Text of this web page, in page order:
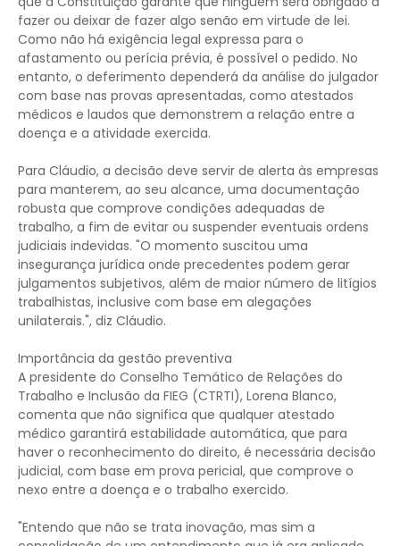
fazer ou deixar de fazer algo senão em virtude de lei.
Como não há exigência legal expressa para o
afastamento ou perícia prévia, é possível o pedido. No
entanto, o deferimento dependerá da análise do julgador
com base nas provas apresentadas, como atestados
médicos e laudos que demonstrem a relação entre a
doença e a atividade exercida.
Para Cláudio, a decisão deve servir de alerta às empresas
para manterem, ao seu alcance, uma documentação
robusta que comprove condições adequadas de
trabalho, a fim de evitar ou suspender eventuais ordens
judiciais indevidas. "O momento suscitou uma
insegurança jurídica onde precedentes podem gerar
julgamentos subjetivos, além de maior número de litígios
trabalhistas, inclusive com base em alegações
unilaterais.", diz Cláudio.
Importância da gestão preventiva
A presidente do Conselho Temático de Relações do
Trabalho e Inclusão da FIEG (CTRTI), Lorena Blanco,
comenta que não significa que qualquer atestado
médico garantirá estabilidade automática, que para
haver o reconhecimento do direito, é necessária decisão
judicial, com base em prova pericial, que comprove o
nexo entre a doença e o trabalho exercido.
"Entendo que não se trata inovação, mas sim a